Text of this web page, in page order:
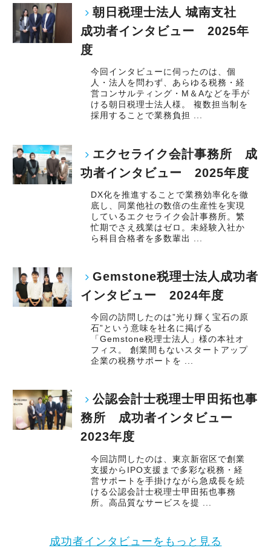
朝日税理士法人 城南支社
成功者インタビュー 2025年
度
今回インタビューに伺ったのは、個
人・法人を問わず、あらゆる税務・経
営コンサルティング・M＆Aなどを手が
ける朝日税理士法人様。 複数担当制を
採用することで業務負担 ...
エクセライク会計事務所 成
功者インタビュー 2025年度
DX化を推進することで業務効率化を徹
底し、同業他社の数倍の生産性を実現
しているエクセライク会計事務所。繁
忙期でさえ残業はゼロ。未経験入社か
ら科目合格者を多数輩出 ...
Gemstone税理士法人成功者
インタビュー 2024年度
今回の訪問したのは”光り輝く宝石の原
石”という意味を社名に掲げる
「Gemstone税理士法人」様の本社オ
フィス。 創業間もないスタートアップ
企業の税務サポートを ...
公認会計士税理士甲田拓也事
務所 成功者インタビュー
2023年度
今回訪問したのは、東京新宿区で創業
支援からIPO支援まで多彩な税務・経
営サポートを手掛けながら急成長を続
ける公認会計士税理士甲田拓也事務
所。高品質なサービスを提 ...
成功者インタビューをもっと見る